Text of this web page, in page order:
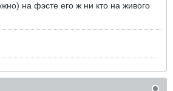
на фэсте его ж ни кто на живого